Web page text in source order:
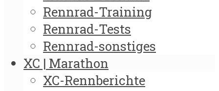
Rennrad-Training
Rennrad-Tests
Rennrad-sonstiges
XC | Marathon
XC-Rennberichte